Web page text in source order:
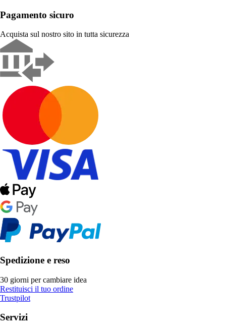
Pagamento sicuro
Acquista sul nostro sito in tutta sicurezza
Spedizione e reso
30 giorni per cambiare idea
Restituisci il tuo ordine
Trustpilot
Servizi